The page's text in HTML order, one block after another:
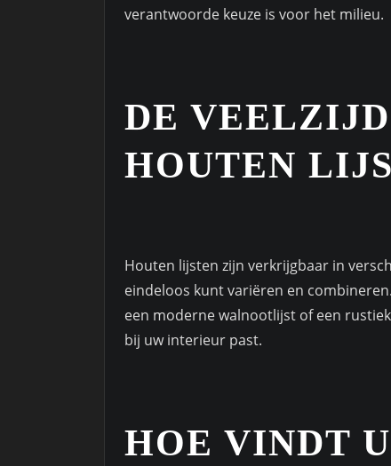
verantwoorde keuze is voor het milieu.
DE
HOUTEN
Houten lijsten zijn verkrijgbaar in
eindeloos kunt variëren en
een moderne walnootlijst of een
bij uw interieur past.
HOE VINDT